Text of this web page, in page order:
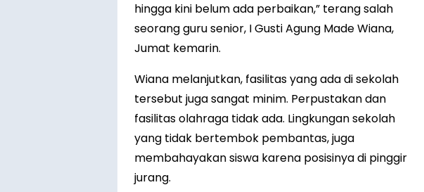
hingga kini belum ada perbaikan,” terang salah
seorang guru senior, I Gusti Agung Made Wiana,
Jumat kemarin.
Wiana melanjutkan, fasilitas yang ada di sekolah
tersebut juga sangat minim. Perpustakan dan
fasilitas olahraga tidak ada. Lingkungan sekolah
yang tidak bertembok pembantas, juga
membahayakan siswa karena posisinya di pinggir
jurang.